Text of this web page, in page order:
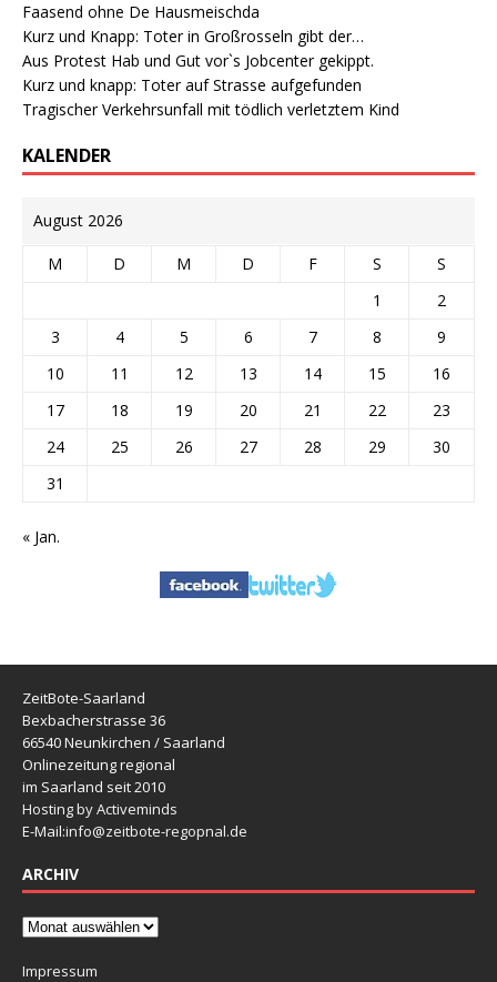
Faasend ohne De Hausmeischda
Kurz und Knapp: Toter in Großrosseln gibt der…
Aus Protest Hab und Gut vor`s Jobcenter gekippt.
Kurz und knapp: Toter auf Strasse aufgefunden
Tragischer Verkehrsunfall mit tödlich verletztem Kind
KALENDER
August 2026
M D M D F S
S
1
2
3
4 5 6 7 8
9
10
11 12 13 14 15
16
17
18 19 20 21 22
23
24
25 26 27 28 29
30
31
« Jan.
ZeitBote-Saarland
Bexbacherstrasse 36
66540 Neunkirchen / Saarland
Onlinezeitung regional
im Saarland seit 2010
Hosting by Activeminds
E-Mail:info@zeitbote-regopnal.de
ARCHIV
Impressum